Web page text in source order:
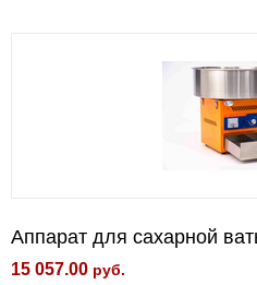
Аппарат для сахарной
15 057.00 руб.